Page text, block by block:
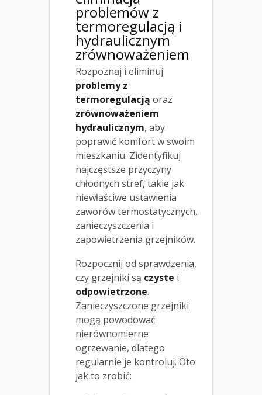
problemów z
termoregulacją i
hydraulicznym
zrównoważeniem
Rozpoznaj i eliminuj
problemy z
termoregulacją oraz
zrównoważeniem
hydraulicznym, aby
poprawić komfort w swoim
mieszkaniu. Zidentyfikuj
najczęstsze przyczyny
chłodnych stref, takie jak
niewłaściwe ustawienia
zaworów termostatycznych,
zanieczyszczenia i
zapowietrzenia grzejników.
Rozpocznij od sprawdzenia,
czy grzejniki są czyste i
odpowietrzone.
Zanieczyszczone grzejniki
mogą powodować
nierównomierne
ogrzewanie, dlatego
regularnie je kontroluj. Oto
jak to zrobić: